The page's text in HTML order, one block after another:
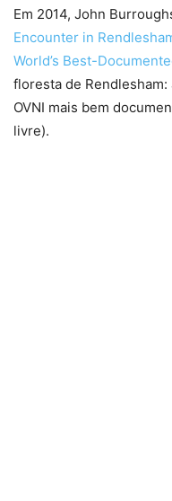
Em 2014, John
Encounter in
World’s Best-
floresta de
OVNI mais bem
livre).